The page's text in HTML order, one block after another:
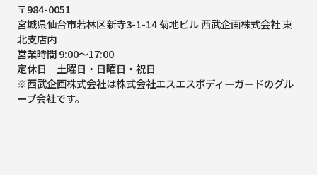
〒984-0051
宮城県仙台市若林区新寺3-1-14 菊地ビル 西武企画株式会社 東
北支店内
営業時間 9:00～17:00
定休日 土曜日・日曜日・祝日
※西武企画株式会社は株式会社エスエスボディーガードのグル
ープ会社です。